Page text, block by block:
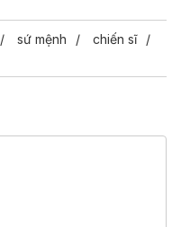
sứ mệnh
chiến sĩ